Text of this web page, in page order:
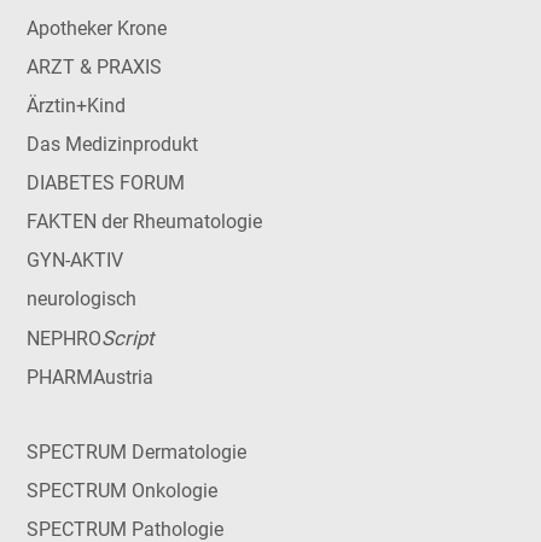
Apotheker Krone
ARZT & PRAXIS
Ärztin+Kind
Das Medizinprodukt
DIABETES FORUM
FAKTEN der Rheumatologie
GYN-AKTIV
neurologisch
NEPHROScript
PHARMAustria
SPECTRUM Dermatologie
SPECTRUM Onkologie
SPECTRUM Pathologie